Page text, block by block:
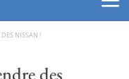
NISSAN !
des